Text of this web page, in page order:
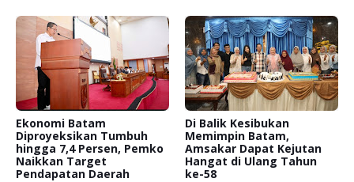
Ekonomi Batam
Diproyeksikan Tumbuh
hingga 7,4 Persen, Pemko
Naikkan Target
Pendapatan Daerah
Di Balik Kesibukan
Memimpin Batam,
Amsakar Dapat Kejutan
Hangat di Ulang Tahun
ke-58